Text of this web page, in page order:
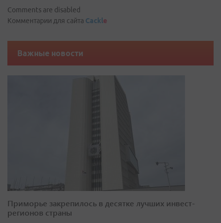
Comments are disabled
Комментарии для сайта Cackle
Важные новости
Приморье закрепилось в десятке лучших инвест-
регионов страны